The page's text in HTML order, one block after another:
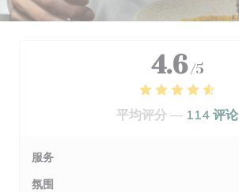
4.6 /5
平均评分 — 114 评论
服务
氛围